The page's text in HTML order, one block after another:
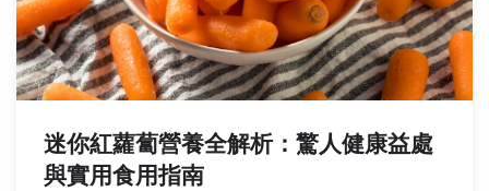
迷你紅蘿蔔營養全解析：驚人健康益處
與實用食用指南